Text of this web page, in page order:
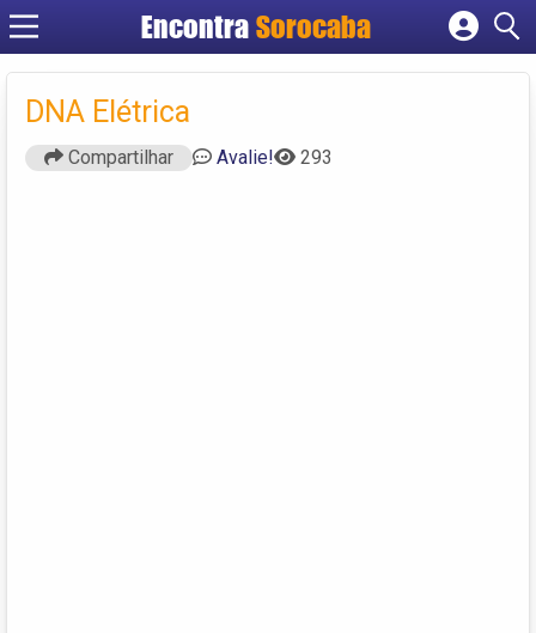
EncontraSorocaba
Cadastrar empresa
DNA Elétrica
Compartilhar Avalie! 293